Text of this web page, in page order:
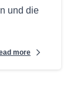
und die
more